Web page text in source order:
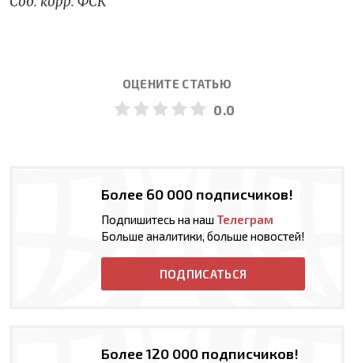
ОЦЕНИТЕ СТАТЬЮ
0.0
Более 60 000 подписчиков!
Подпишитесь на наш Телеграм
Больше аналитики, больше новостей!
ПОДПИСАТЬСЯ
Более 120 000 подписчиков!